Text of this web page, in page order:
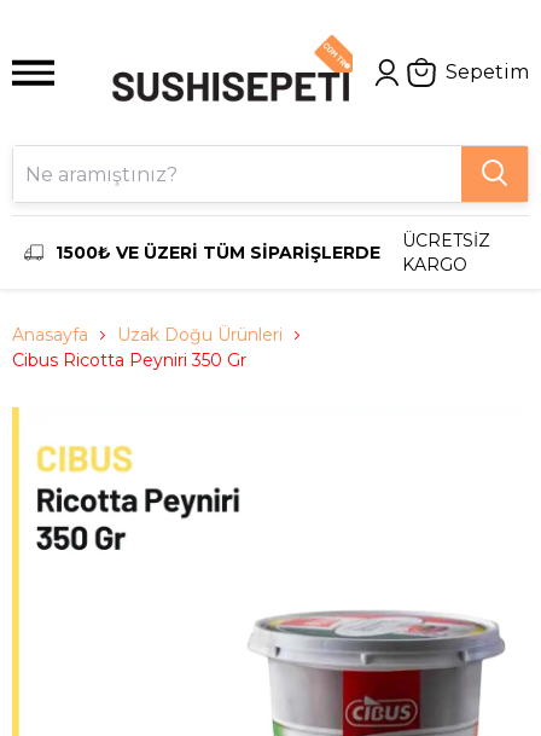
Sepetim
1500₺ VE ÜZERİ TÜM SİPARİŞLERDE
ÜCRETSİZ
KARGO
Anasayfa
Uzak Doğu Ürünleri
Cibus Ricotta Peyniri 350 Gr